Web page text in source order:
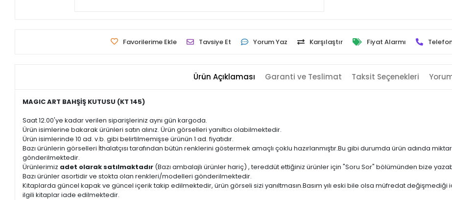
Favorilerime Ekle Tavsiye Et Yorum Yaz Karşılaştır Fiyat Alarmı
Ürün Açıklaması Garanti ve Teslimat Taksit Seçenekleri
MAGIC ART BAHŞİŞ KUTUSU (KT 145)
Saat 12.00'ye kadar verilen siparişleriniz aynı gün kargoda.
Ürün isimlerine bakarak ürünleri satın alınız. Ürün görselleri yanıltıcı olabilmektedir.
Ürün isimlerinde 10 ad. v.b. gibi belirtilmemişse ürünün 1 ad. fiyatıdır.
Bazı ürünlerin görselleri İthalatçısı tarafından bütün renklerini göstermek amaçlı çoklu hazırlanmıştır.Bu gibi durumda ürün adında
gönderilmektedir.
Ürünlerimiz adet olarak satılmaktadır (Bazı ambalajlı ürünler hariç) , tereddüt ettiğiniz ürünler için "Soru Sor" bölümünden bize
Bazı ürünler asortidir ve stokta olan renkleri/modelleri gönderilmektedir.
Kitaplarda güncel kapak ve güncel içerik takip edilmektedir, ürün görseli sizi yanıltmasın.Basım yılı eski bile olsa müfredat
ilgili kitaplar iade edilmektedir.